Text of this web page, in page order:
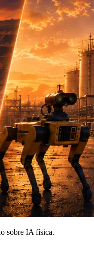
sobre IA física.